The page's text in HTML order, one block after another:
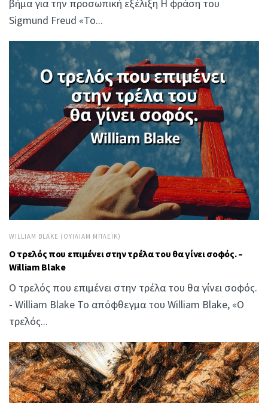
βήμα για την προσωπική εξέλιξη Η φράση του
Sigmund Freud «Το...
WILLIAM BLAKE (ΟΥΊΛΙΑΜ ΜΠΛΈΙΚ)
Ο τρελός που επιμένει στην τρέλα του θα γίνει σοφός. –
William Blake
Ο τρελός που επιμένει στην τρέλα του θα γίνει σοφός.
- William Blake Το απόφθεγμα του William Blake, «Ο
τρελός...